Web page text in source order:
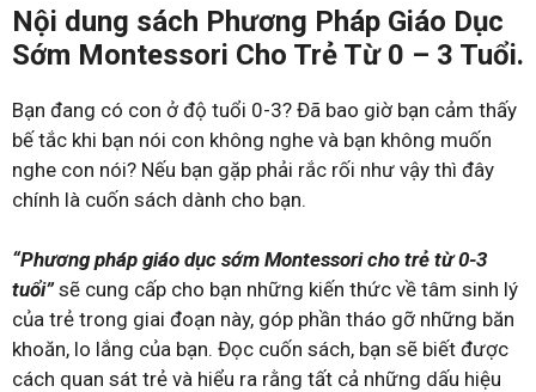
Nội dung sách Phương Pháp Giáo Dục
Sớm Montessori Cho Trẻ Từ 0 – 3 Tuổi.
Bạn đang có con ở độ tuổi 0-3? Đã bao giờ bạn cảm thấy
bế tắc khi bạn nói con không nghe và bạn không muốn
nghe con nói? Nếu bạn gặp phải rắc rối như vậy thì đây
chính là cuốn sách dành cho bạn.
“Phương pháp giáo dục sớm Montessori cho trẻ từ 0-3
tuổi”sẽ cung cấp cho bạn những kiến thức về tâm sinh lý
của trẻ trong giai đoạn này, góp phần tháo gỡ những băn
khoăn, lo lắng của bạn. Đọc cuốn sách, bạn sẽ biết được
cách quan sát trẻ và hiểu ra rằng tất cả những dấu hiệu